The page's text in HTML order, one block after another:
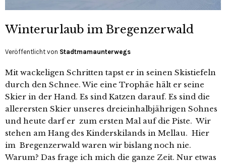
Winterurlaub im Bregenzerwald
Veröffentlicht von Stadtmamaunterwegs
Mit wackeligen Schritten tapst er in seinen Skistiefeln
durch den Schnee. Wie eine Trophäe hält er seine
Skier in der Hand. Es sind Katzen darauf. Es sind die
allerersten Skier unseres dreieinhalbjährigen Sohnes
und heute darf er zum ersten Mal auf die Piste. Wir
stehen am Hang des Kinderskilands in Mellau. Hier
im Bregenzerwald waren wir bislang noch nie.
Warum? Das frage ich mich die ganze Zeit. Nur etwas